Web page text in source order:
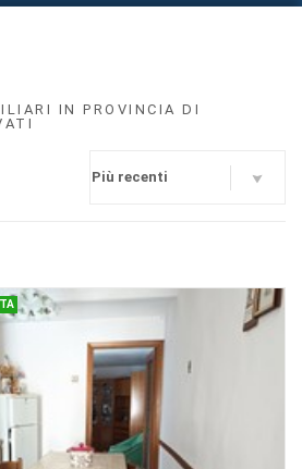
IN PROVINCIA DI